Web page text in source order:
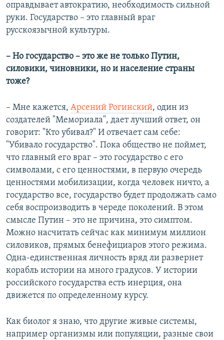
оправдывает автократию, необходимость сильной
руки. Государство – это главный враг
русскоязычной культуры.
– Но государство – это же не только Путин,
силовики, чиновники, но и население страны
тоже?
– Мне кажется, Арсений Рогинский, один из
создателей "Мемориала", дает лучший ответ, он
говорит: "Кто убивал?" И отвечает сам себе:
"Убивало государство". Пока общество не поймет,
что главный его враг – это государство с его
символами, с его ценностями, в первую очередь
ценностями мобилизации, когда человек ничто, а
государство все, государство будет продолжать само
себя воспроизводить в череде поколений. В этом
смысле Путин – это не причина, это симптом.
Можно насчитать сейчас как минимум миллион
силовиков, прямых бенефициаров этого режима.
Одна-единственная личность вряд ли развернет
корабль истории на много градусов. У истории
российского государства есть инерция, она
движется по определенному курсу.
Как биолог я знаю, что другие живые системы,
например организмы или популяции, разные свои